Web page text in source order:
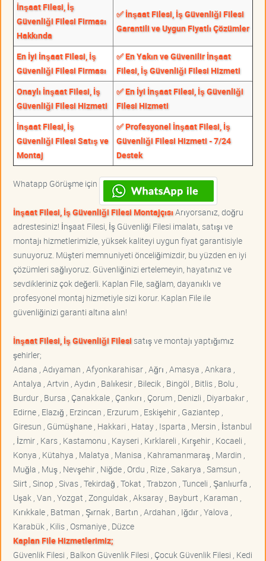
İnşaat Filesi, İş
Güvenliği Filesi Firması
Hakkında
✅ İnşaat Filesi, İş Güvenliği Filesi
Garantili ve Uygun Fiyatlı Çözümler
En İyi İnşaat Filesi, İş
Güvenliği Filesi Firması
✅ En Yakın ve Güvenilir İnşaat
Filesi, İş Güvenliği Filesi Hizmeti
Onaylı İnşaat Filesi, İş
Güvenliği Filesi Hizmeti
✅ En İyi İnşaat Filesi, İş Güvenliği
Filesi Hizmeti
İnşaat Filesi, İş
Güvenliği Filesi Satış ve
Montaj
✅ Profesyonel İnşaat Filesi, İş
Güvenliği Filesi Hizmeti - 7/24
Destek
Whatapp Görüşme için
İnşaat Filesi, İş Güvenliği Filesi MontajçısıArıyorsanız, doğru
adrestesiniz! İnşaat Filesi, İş Güvenliği Filesi imalatı, satışı ve
montajı hizmetlerimizle, yüksek kaliteyi uygun fiyat garantisiyle
sunuyoruz. Müşteri memnuniyeti önceliğimizdir, bu yüzden en iyi
çözümleri sağlıyoruz. Güvenliğinizi ertelemeyin, hayatınız ve
sevdikleriniz çok değerli. Kaplan File, sağlam, dayanıklı ve
profesyonel montaj hizmetiyle sizi korur. Kaplan File ile
güvenliğinizi garanti altına alın!
İnşaat Filesi, İş Güvenliği Filesisatış ve montajı yaptığımız
şehirler;
Adana , Adıyaman , Afyonkarahisar , Ağrı , Amasya , Ankara ,
Antalya , Artvin , Aydın , Balıkesir , Bilecik , Bingöl , Bitlis , Bolu ,
Burdur , Bursa , Çanakkale , Çankırı , Çorum , Denizli , Diyarbakır ,
Edirne , Elazığ , Erzincan , Erzurum , Eskişehir , Gaziantep ,
Giresun , Gümüşhane , Hakkari , Hatay , Isparta , Mersin , İstanbul
, İzmir , Kars , Kastamonu , Kayseri , Kırklareli , Kırşehir , Kocaeli ,
Konya , Kütahya , Malatya , Manisa , Kahramanmaraş , Mardin ,
Muğla , Muş , Nevşehir , Niğde , Ordu , Rize , Sakarya , Samsun ,
Siirt , Sinop , Sivas , Tekirdağ , Tokat , Trabzon , Tunceli , Şanlıurfa ,
Uşak , Van , Yozgat , Zonguldak , Aksaray , Bayburt , Karaman ,
Kırıkkale , Batman , Şırnak , Bartın , Ardahan , Iğdır , Yalova ,
Karabük , Kilis , Osmaniye , Düzce
Kaplan File Hizmetlerimiz;
Güvenlik Filesi , Balkon Güvenlik Filesi , Çocuk Güvenlik Filesi , Kedi